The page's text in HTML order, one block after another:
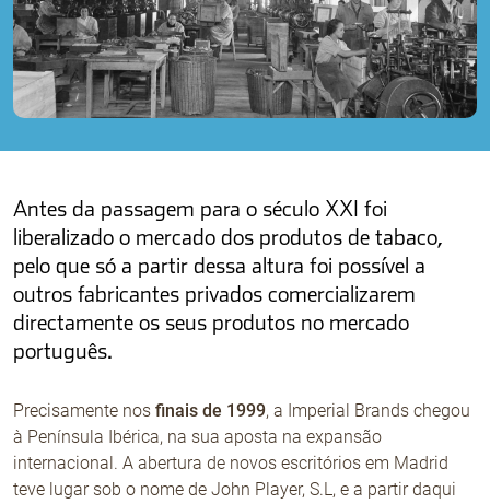
Imprensa
Contacto
Antes da passagem para o século XXI foi
liberalizado o mercado dos produtos de tabaco,
pelo que só a partir dessa altura foi possível a
outros fabricantes privados comercializarem
directamente os seus produtos no mercado
português.
Precisamente nos finais de 1999, a Imperial Brands chegou
à Península Ibérica, na sua aposta na expansão
internacional. A abertura de novos escritórios em Madrid
teve lugar sob o nome de John Player, S.L, e a partir daqui